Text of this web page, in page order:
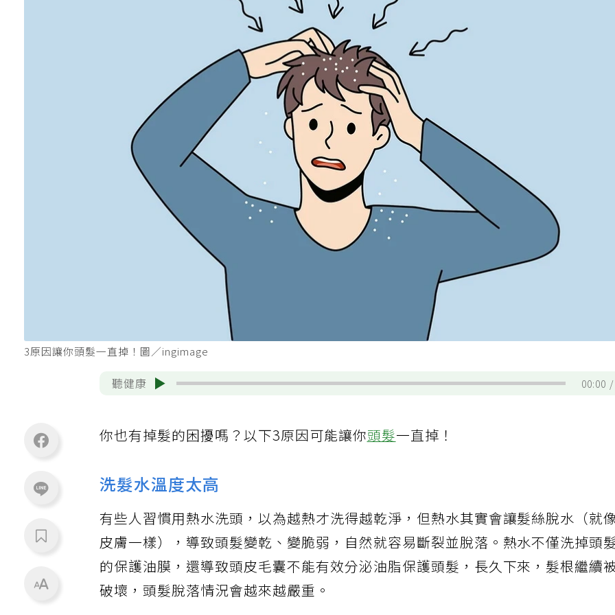
3原因讓你頭髮一直掉！圖／ingimage
聽健康 00:00
你也有掉髮的困擾嗎？以下3原因可能讓你頭髮一直掉！
洗髮水溫度太高
有些人習慣用熱水洗頭，以為越熱才洗得越乾淨，但熱水其實會讓髮絲脫水（就像
皮膚一樣），導致頭髮變乾、變脆弱，自然就容易斷裂並脫落。熱水不僅洗掉頭
的保護油膜，還導致頭皮毛囊不能有效分泌油脂保護頭髮，長久下來，髮根繼續
破壞，頭髮脫落情況會越來越嚴重。